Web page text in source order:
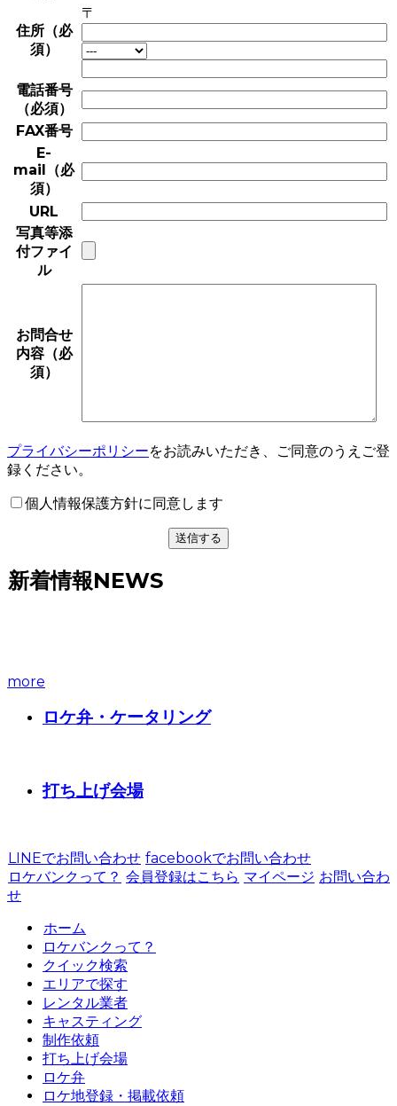
住所（必
須）
〒
電話番号
（必須）
FAX番号
E-
mail（必
須）
URL
写真等添
付ファイ
ル
お問合せ
内容（必
須）
プライバシーポリシーをお読みいただき、ご同意のうえご登
録ください。
個人情報保護方針に同意します
新着情報NEWS
more
ロケ弁・ケータリング
打ち上げ会場
LINEでお問い合わせ facebookでお問い合わせ
ロケバンクって？ 会員登録はこちら マイページ お問い合わ
せ
ホーム
ロケバンクって？
クイック検索
エリアで探す
レンタル業者
キャスティング
制作依頼
打ち上げ会場
ロケ弁
ロケ地登録・掲載依頼